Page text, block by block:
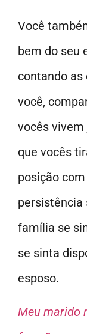
Você
bem do seu
contando as
você,
vocês
que vocês
posição
persistência
família se
se sinta
esposo.
Meu marido